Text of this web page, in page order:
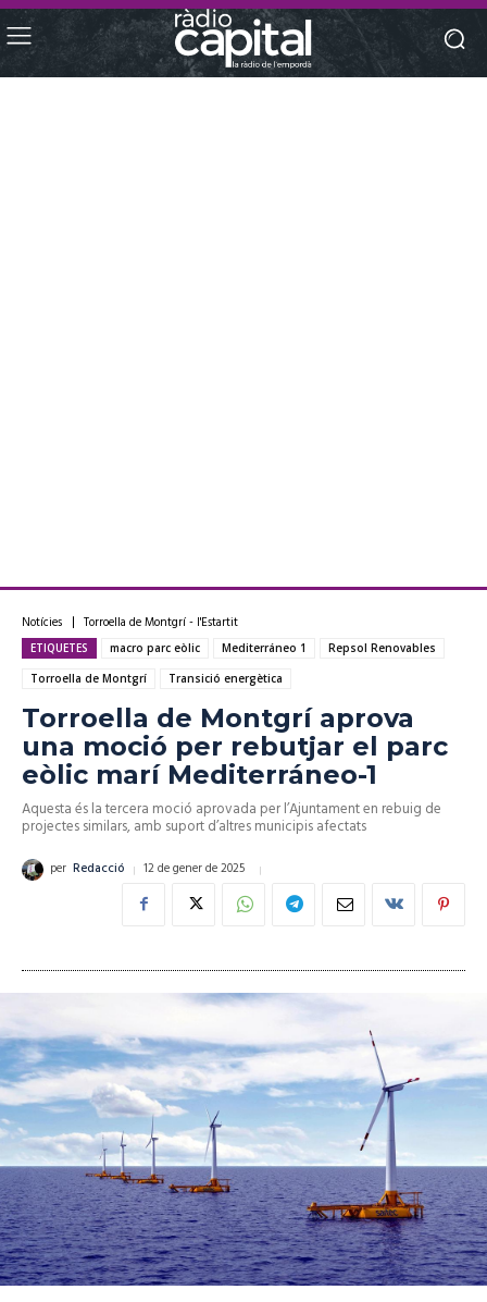
Notícies Torroella de Montgrí - l'Estartit
ETIQUETES macro parc eòlic Mediterráneo 1
Repsol Renovables
Torroella de Montgrí
Transició energètica
Torroella de Montgrí aprova
una moció per rebutjar el parc
eòlic marí Mediterráneo-1
Aquesta és la tercera moció aprovada per l’Ajuntament en rebuig de
projectes similars, amb suport d’altres municipis afectats
per Redacció 12 de gener de 2025